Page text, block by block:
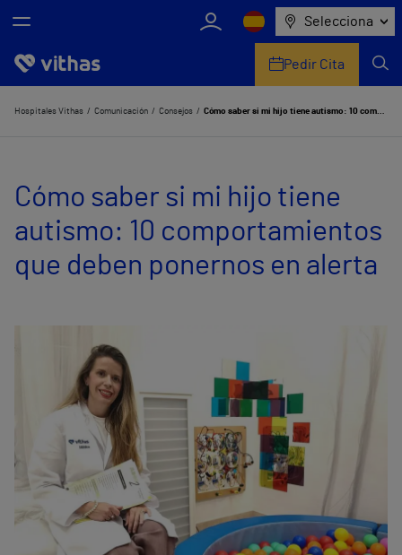
Selecciona
Nosotros
Servicios de salud
Equipo médico y asistencial
Información útil
Comunicación
Pedir Cita
Hospitales Vithas Comunicación Consejos Cómo saber si mi hijo tiene autismo: 10 comportamientos que deben ponernos en alerta
Cómo saber si mi hijo tiene
autismo: 10 comportamientos
que deben ponernos en alerta